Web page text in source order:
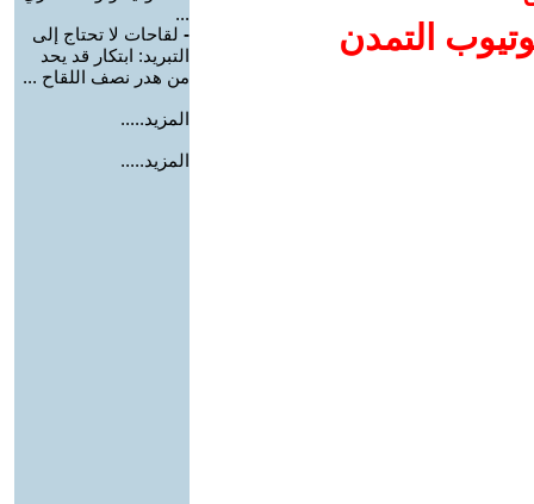
التمدن
...
- لقاحات لا تحتاج إلى
التبريد: ابتكار قد يحد
من هدر نصف اللقاح ...
المزيد.....
المزيد.....